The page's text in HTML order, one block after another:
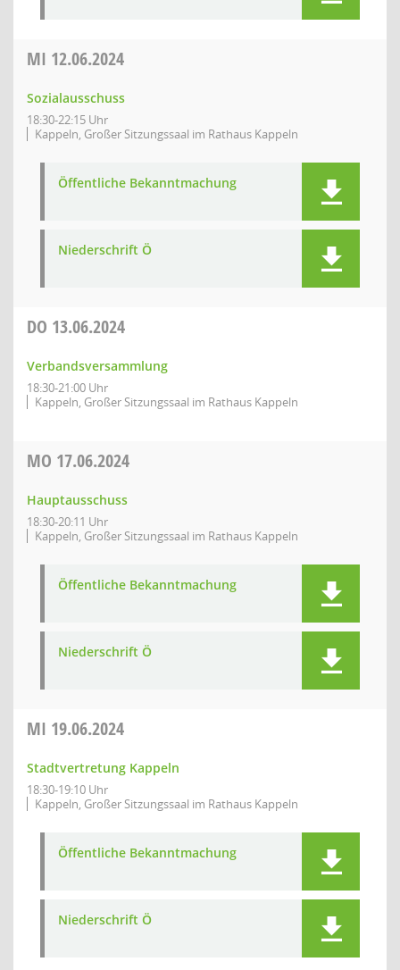
MI 12.06.2024
Sozialausschuss
18:30-22:15 Uhr
Kappeln, Großer Sitzungssaal im Rathaus Kappeln
Öffentliche Bekanntmachung
Niederschrift Ö
DO 13.06.2024
Verbandsversammlung
18:30-21:00 Uhr
Kappeln, Großer Sitzungssaal im Rathaus Kappeln
MO 17.06.2024
Hauptausschuss
18:30-20:11 Uhr
Kappeln, Großer Sitzungssaal im Rathaus Kappeln
Öffentliche Bekanntmachung
Niederschrift Ö
MI 19.06.2024
Stadtvertretung Kappeln
18:30-19:10 Uhr
Kappeln, Großer Sitzungssaal im Rathaus Kappeln
Öffentliche Bekanntmachung
Niederschrift Ö